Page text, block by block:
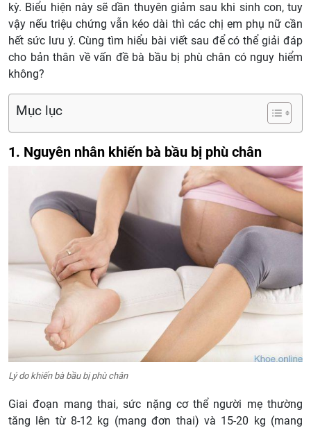
kỳ. Biểu hiện này sẽ dần thuyên giảm sau khi sinh con, tuy
vậy nếu triệu chứng vẫn kéo dài thì các chị em phụ nữ cần
hết sức lưu ý. Cùng tìm hiểu bài viết sau để có thể giải đáp
cho bản thân về vấn đề bà bầu bị phù chân có nguy hiểm
không?
Mục lục
1. Nguyên nhân khiến bà bầu bị phù chân
Lý do khiến bà bầu bị phù chân
Giai đoạn mang thai, sức nặng cơ thể người mẹ thường
tăng lên từ 8-12 kg (mang đơn thai) và 15-20 kg (mang